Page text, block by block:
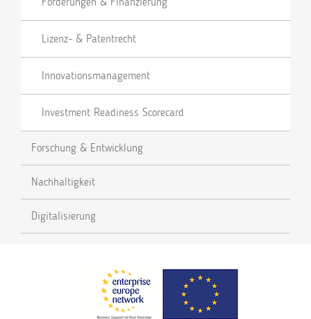
Lizenz- & Patentrecht
Innovationsmanagement
Investment Readiness Scorecard
Forschung & Entwicklung
Nachhaltigkeit
Digitalisierung